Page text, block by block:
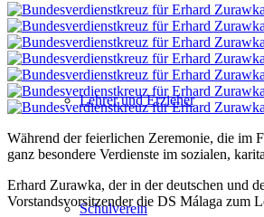
Lehrer und Erzieher
Schulverein
Während der feierlichen Zeremonie, die im
ganz besondere Verdienste im sozialen,
Erhard Zurawka, der in der deutschen und
Vorstandsvorsitzender die DS Málaga zum